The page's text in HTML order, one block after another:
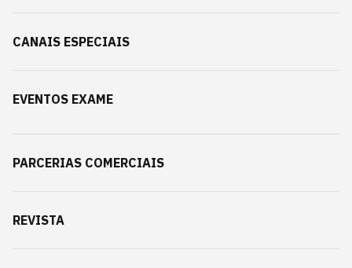
CANAIS ESPECIAIS
EVENTOS EXAME
PARCERIAS COMERCIAIS
REVISTA